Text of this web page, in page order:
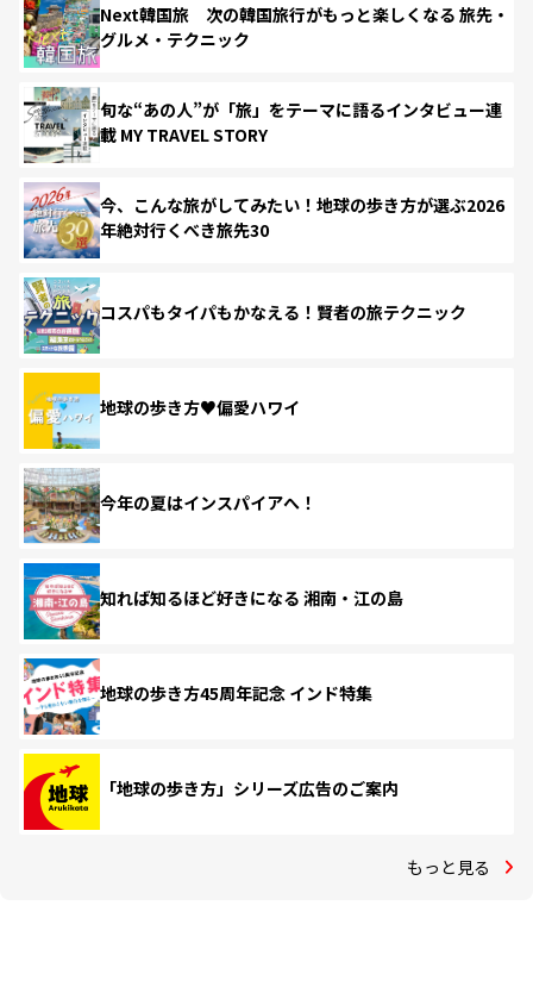
Next韓国旅 次の韓国旅行がもっと楽しくなる 旅先・
グルメ・テクニック
旬な“あの人”が「旅」をテーマに語るインタビュー連
載 MY TRAVEL STORY
今、こんな旅がしてみたい！地球の歩き方が選ぶ2026
年絶対行くべき旅先30
コスパもタイパもかなえる！賢者の旅テクニック
地球の歩き方♥偏愛ハワイ
今年の夏はインスパイアへ！
知れば知るほど好きになる 湘南・江の島
地球の歩き方45周年記念 インド特集
「地球の歩き方」シリーズ広告のご案内
もっと見る